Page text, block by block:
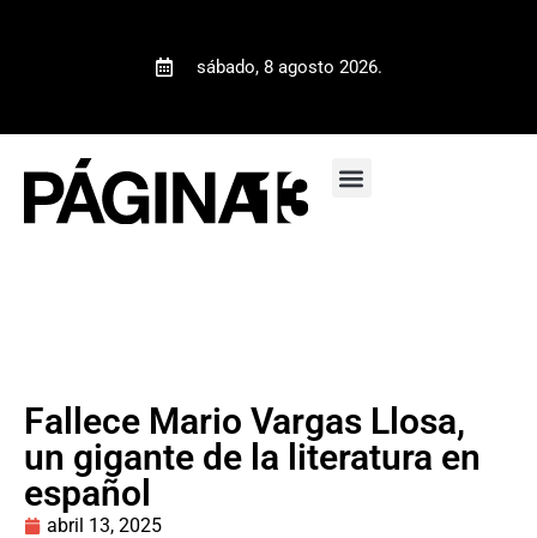
sábado, 8 agosto 2026.
Fallece Mario Vargas Llosa,
un gigante de la literatura en
español
abril 13, 2025